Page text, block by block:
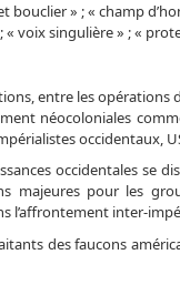
bouclier » ; « champ
« voix singulière » ; «
entre les opérations
néocoloniales
occidentaux,
occidentales se
majeures pour les
l’affrontement inter-
des faucons